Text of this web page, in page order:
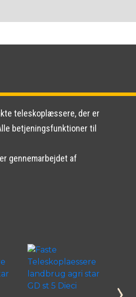
teleskoplæssere, der er
betjeningsfunktioner til
gennemarbejdet af